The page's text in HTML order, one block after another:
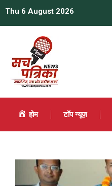
Thu 6 August 2026
होम टॉप न्यूज़